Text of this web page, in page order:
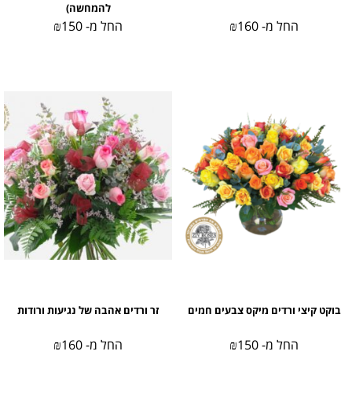
החל מ- ₪160
להמחשה)
החל מ- ₪150
בוקט קיצי ורדים מיקס צבעים חמים
החל מ- ₪150
זר ורדים אהבה של נגיעות ורודות
החל מ- ₪160